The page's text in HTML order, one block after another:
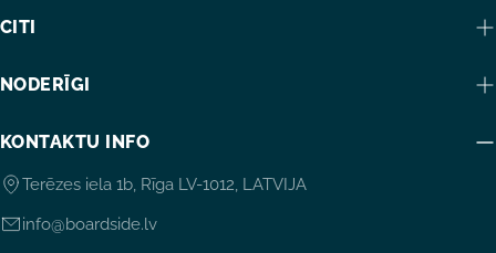
CITI
NODERĪGI
KONTAKTU INFO
Terēzes iela 1b, Rīga LV-1012, LATVIJA
info@boardside.lv